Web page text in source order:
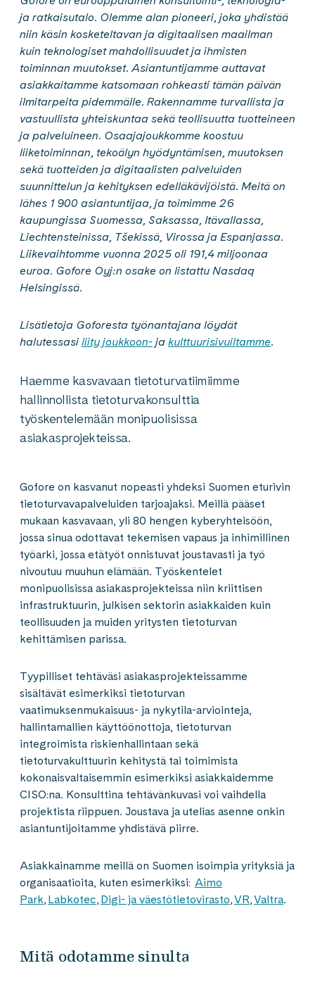
ja ratkaisutalo. Olemme alan pioneeri, joka yhdistää
niin käsin kosketeltavan ja digitaalisen maailman
kuin teknologiset mahdollisuudet ja ihmisten
toiminnan muutokset. Asiantuntijamme auttavat
asiakkaitamme katsomaan rohkeasti tämän päivän
ilmitarpeita pidemmälle. Rakennamme turvallista ja
vastuullista yhteiskuntaa sekä teollisuutta tuotteineen
ja palveluineen. Osaajajoukkomme koostuu
liiketoiminnan, tekoälyn hyödyntämisen, muutoksen
sekä tuotteiden ja digitaalisten palveluiden
suunnittelun ja kehityksen edelläkävijöistä. Meitä on
lähes 1 900 asiantuntijaa, ja toimimme 26
kaupungissa Suomessa, Saksassa, Itävallassa,
Liechtensteinissa, Tšekissä, Virossa ja Espanjassa.
Liikevaihtomme vuonna 2025 oli 191,4 miljoonaa
euroa. Gofore Oyj:n osake on listattu Nasdaq
Helsingissä.
Lisätietoja Goforesta työnantajana löydät
halutessasi liity joukkoon- ja kulttuurisivuiltamme.
Haemme kasvavaan tietoturvatiimiimme
hallinnollista tietoturvakonsulttia
työskentelemään monipuolisissa
asiakasprojekteissa.
Gofore on kasvanut nopeasti yhdeksi Suomen eturivin
tietoturvavapalveluiden tarjoajaksi. Meillä pääset
mukaan kasvavaan, yli 80 hengen kyberyhteisöön,
jossa sinua odottavat tekemisen vapaus ja inhimillinen
työarki, jossa etätyöt onnistuvat joustavasti ja työ
nivoutuu muuhun elämään. Työskentelet
monipuolisissa asiakasprojekteissa niin kriittisen
infrastruktuurin, julkisen sektorin asiakkaiden kuin
teollisuuden ja muiden yritysten tietoturvan
kehittämisen parissa.
Tyypilliset tehtäväsi asiakasprojekteissamme
sisältävät esimerkiksi tietoturvan
vaatimuksenmukaisuus- ja nykytila-arviointeja,
hallintamallien käyttöönottoja, tietoturvan
integroimista riskienhallintaan sekä
tietoturvakulttuurin kehitystä tai toimimista
kokonaisvaltaisemmin esimerkiksi asiakkaidemme
CISO:na. Konsulttina tehtävänkuvasi voi vaihdella
projektista riippuen. Joustava ja utelias asenne onkin
asiantuntijoitamme yhdistävä piirre.
Asiakkainamme meillä on Suomen isoimpia yrityksiä ja
organisaatioita, kuten esimerkiksi: Aimo
Park, Labkotec, Digi- ja väestötietovirasto,VR,Valtra.
Mitä odotamme sinulta